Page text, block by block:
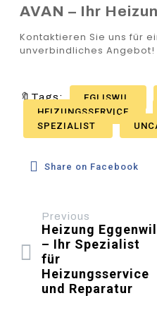
AVAN – Ihr
Kontaktieren Sie uns für
unverbindliches Angebot!
🔖Tags: EGLISWIL
HEIZUNGSSERVICE
SPEZIALIST
Share on Facebook
Previous
Heizung Eggenwil
– Ihr Spezialist
für
Heizungsservice
und Reparatur